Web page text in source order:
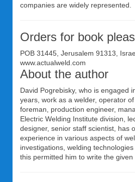
companies are widely represented.
Orders for book
POB 31445, Jerusalem 91313,
www.actualweld.com
About the author
David Pogrebisky, who is engaged
years, work as a welder, operator
foreman, production engineer,
Electric Welding Institute division,
designer, senior staff scientist, has
experience in various aspects of
investigations, welding
this permitted him to write the given